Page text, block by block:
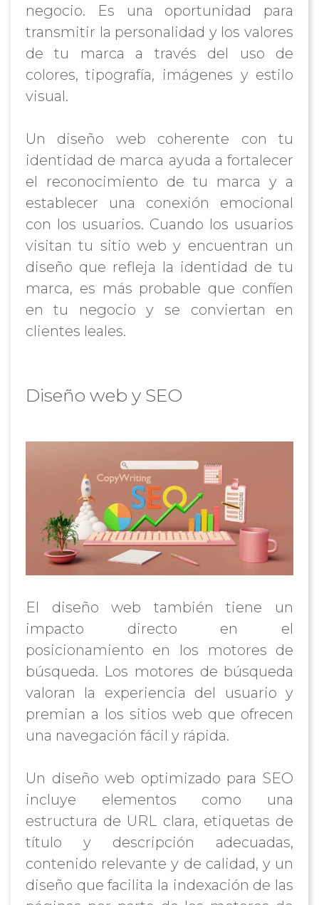
negocio. Es una oportunidad para
transmitir la personalidad y los valores
de tu marca a través del uso de
colores, tipografía, imágenes y estilo
visual.
Un diseño web coherente con tu
identidad de marca ayuda a fortalecer
el reconocimiento de tu marca y a
establecer una conexión emocional
con los usuarios. Cuando los usuarios
visitan tu sitio web y encuentran un
diseño que refleja la identidad de tu
marca, es más probable que confíen
en tu negocio y se conviertan en
clientes leales.
Diseño web y SEO
El diseño web también tiene un
impacto directo en el
posicionamiento en los motores de
búsqueda. Los motores de búsqueda
valoran la experiencia del usuario y
premian a los sitios web que ofrecen
una navegación fácil y rápida.
Un diseño web optimizado para SEO
incluye elementos como una
estructura de URL clara, etiquetas de
título y descripción adecuadas,
contenido relevante y de calidad, y un
diseño que facilita la indexación de las